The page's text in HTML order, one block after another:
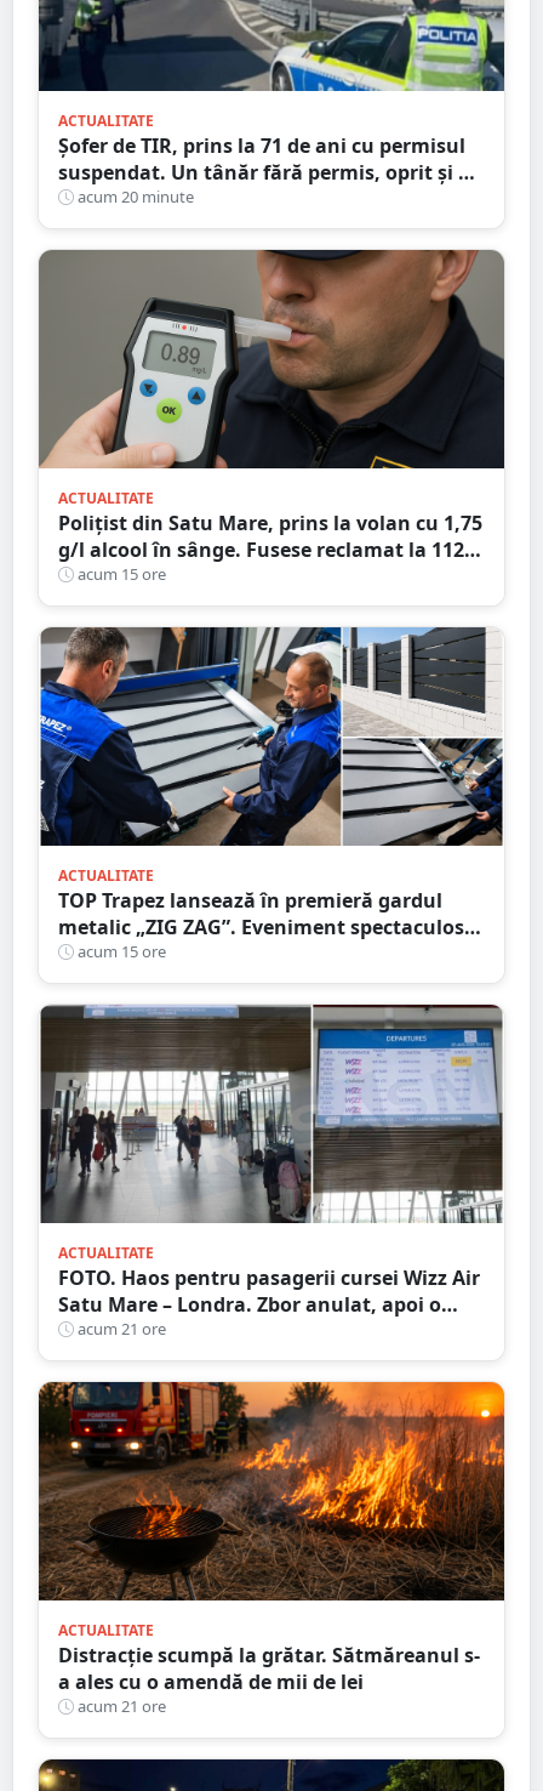
ACTUALITATE
Șofer de TIR, prins la 71 de ani cu permisul
suspendat. Un tânăr fără permis, oprit și el
la Petea
acum 20 minute
ACTUALITATE
Polițist din Satu Mare, prins la volan cu 1,75
g/l alcool în sânge. Fusese reclamat la 112
că circula pe contrasens
acum 15 ore
ACTUALITATE
TOP Trapez lansează în premieră gardul
metalic „ZIG ZAG”. Eveniment spectaculos
în Grădina Romei
acum 15 ore
ACTUALITATE
FOTO. Haos pentru pasagerii cursei Wizz Air
Satu Mare – Londra. Zbor anulat, apoi o
nouă întârziere. Fără explicații clare
acum 21 ore
ACTUALITATE
Distracție scumpă la grătar. Sătmăreanul s-
a ales cu o amendă de mii de lei
acum 21 ore